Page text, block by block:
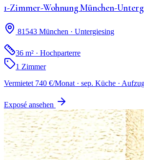
1-Zimmer-Wohnung München-
81543 München · Untergiesing
36 m² · Hochparterre
1 Zimmer
Vermietet 740 €/Monat · sep. Küche ·
Exposé ansehen